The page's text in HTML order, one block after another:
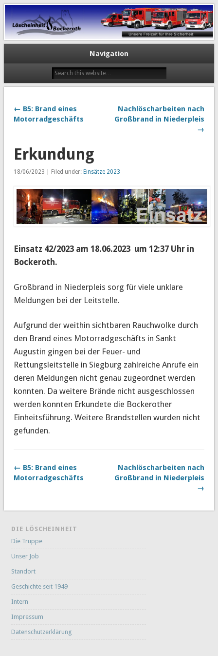
Navigation
← B5: Brand eines
Motorradgeschäfts
Nachlöscharbeiten nach
Großbrand in Niederpleis
→
Erkundung
18/06/2023 | Filed under: Einsätze 2023
Einsatz 42/2023 am 18.06.2023 um 12:37 Uhr in
Bockeroth.
Großbrand in Niederpleis sorg für viele unklare
Meldungen bei der Leitstelle.
Aufgrund der weithin sichtbaren Rauchwolke durch
den Brand eines Motorradgeschäfts in Sankt
Augustin gingen bei der Feuer- und
Rettungsleitstelle in Siegburg zahlreiche Anrufe ein
deren Meldungen nicht genau zugeordnet werden
konnten. Da weitere Brände nicht ausgeschlossen
werden konnten Erkundete die Bockerother
Einheitsführung. Weitere Brandstellen wurden nicht
gefunden.
← B5: Brand eines
Motorradgeschäfts
Nachlöscharbeiten nach
Großbrand in Niederpleis
→
DIE LÖSCHEINHEIT
Die Truppe
Unser Job
Standort
Geschichte seit 1949
Intern
Impressum
Datenschutzerklärung